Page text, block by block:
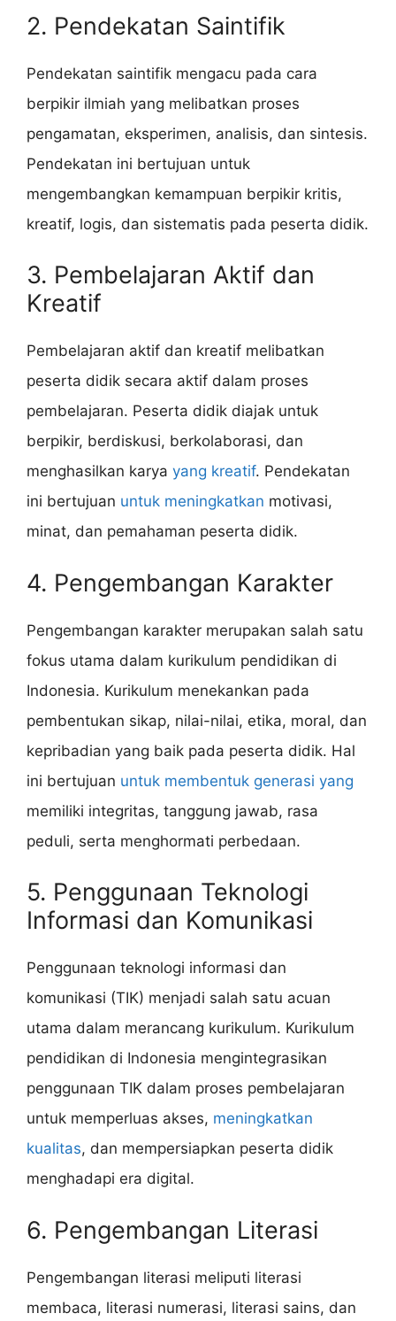
2. Pendekatan Saintifik
Pendekatan saintifik mengacu pada cara
berpikir ilmiah yang melibatkan proses
pengamatan, eksperimen, analisis, dan sintesis.
Pendekatan ini bertujuan untuk
mengembangkan kemampuan berpikir kritis,
kreatif, logis, dan sistematis pada peserta didik.
3. Pembelajaran Aktif dan
Kreatif
Pembelajaran aktif dan kreatif melibatkan
peserta didik secara aktif dalam proses
pembelajaran. Peserta didik diajak untuk
berpikir, berdiskusi, berkolaborasi, dan
menghasilkan karya yang kreatif. Pendekatan
ini bertujuan untuk meningkatkan motivasi,
minat, dan pemahaman peserta didik.
4. Pengembangan Karakter
Pengembangan karakter merupakan salah satu
fokus utama dalam kurikulum pendidikan di
Indonesia. Kurikulum menekankan pada
pembentukan sikap, nilai-nilai, etika, moral, dan
kepribadian yang baik pada peserta didik. Hal
ini bertujuan untuk membentuk generasi yang
memiliki integritas, tanggung jawab, rasa
peduli, serta menghormati perbedaan.
5. Penggunaan Teknologi
Informasi dan Komunikasi
Penggunaan teknologi informasi dan
komunikasi (TIK) menjadi salah satu acuan
utama dalam merancang kurikulum. Kurikulum
pendidikan di Indonesia mengintegrasikan
penggunaan TIK dalam proses pembelajaran
untuk memperluas akses, meningkatkan
kualitas, dan mempersiapkan peserta didik
menghadapi era digital.
6. Pengembangan Literasi
Pengembangan literasi meliputi literasi
membaca, literasi numerasi, literasi sains, dan